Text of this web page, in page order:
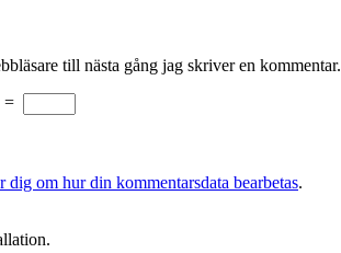
till nästa gång jag skriver en kommentar.
=
dig om hur din kommentarsdata bearbetas.